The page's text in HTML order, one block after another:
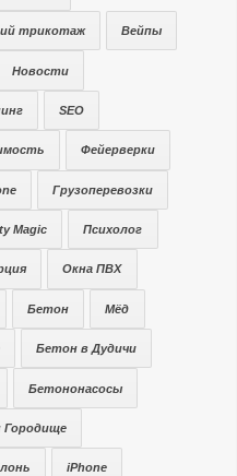
трикотаж Вейпы
Новости
SEO
Фейерверки
Грузоперевозки
Magic Психолог
Окна ПВХ
Бетон Мёд
Бетон в Дудичи
Бетононасосы
Городище
iPhone